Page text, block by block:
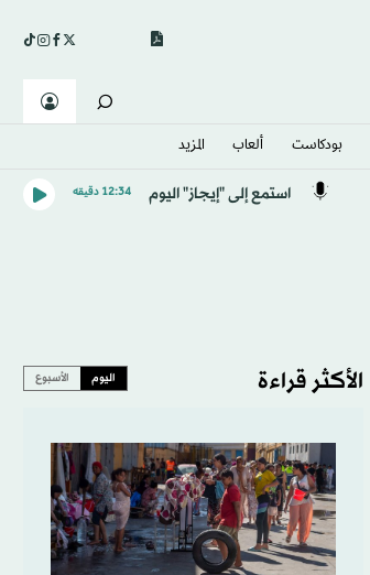
بودكاست ألعاب المزيد
استمع إلى "إيجاز" اليوم 12:34 دقيقه
الأكثر قراءة اليوم الأسبوع